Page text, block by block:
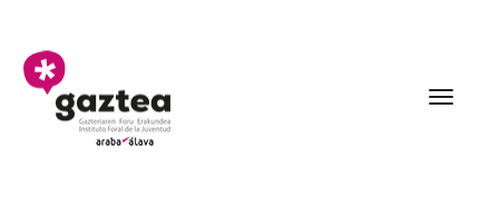
Eduki nagusira joan